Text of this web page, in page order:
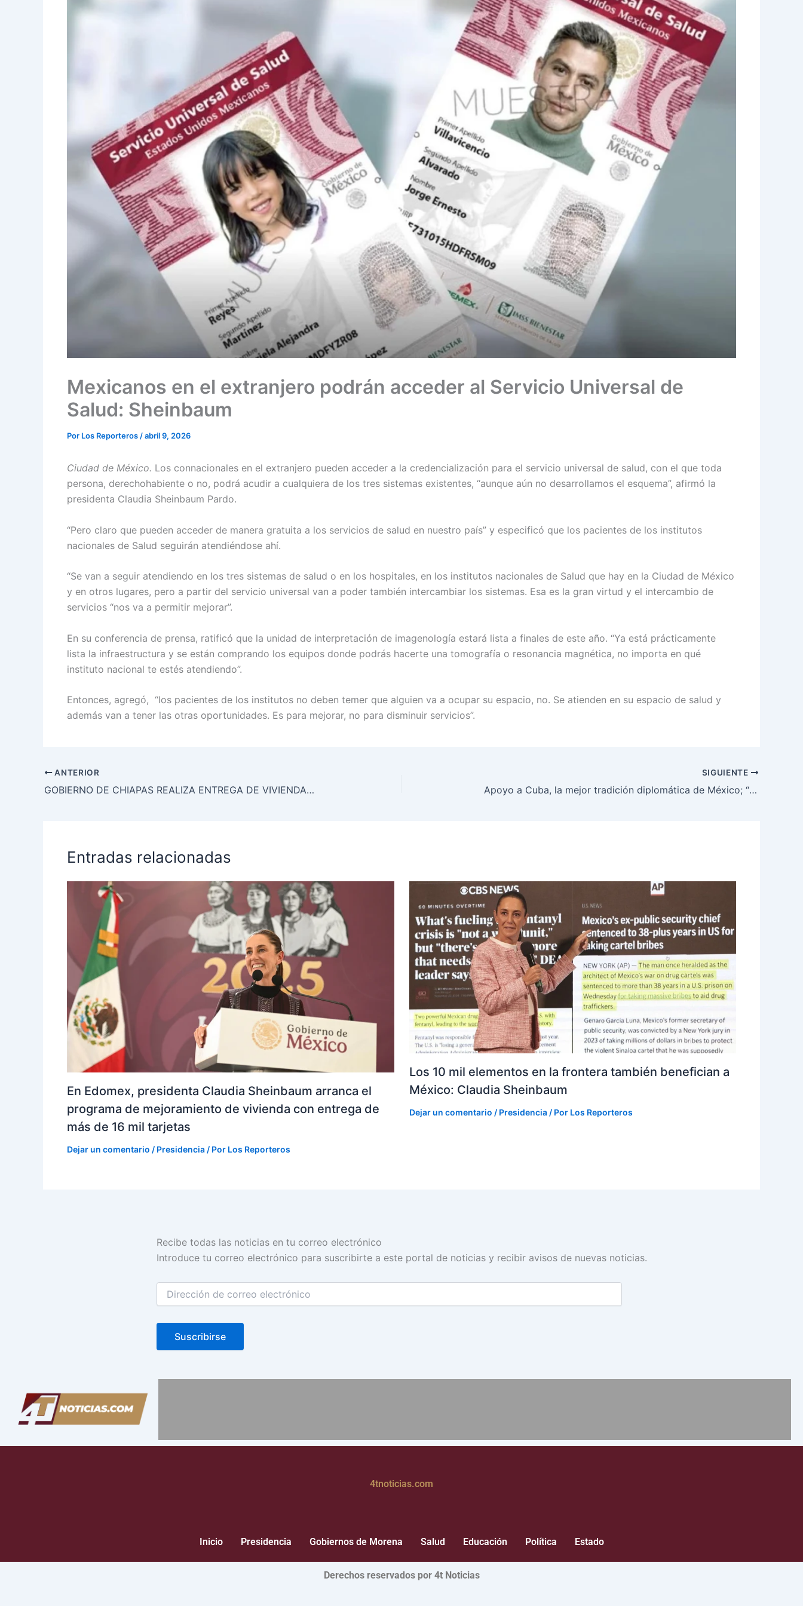
Mexicanos en el extranjero podrán acceder al Servicio Universal de
Salud: Sheinbaum
Por Los Reporteros /abril 9, 2026
Ciudad de México. Los connacionales en el extranjero pueden acceder a la credencialización para el servicio universal de salud, con el que toda
persona, derechohabiente o no, podrá acudir a cualquiera de los tres sistemas existentes, “aunque aún no desarrollamos el esquema”, afirmó la
presidenta Claudia Sheinbaum Pardo.
“Pero claro que pueden acceder de manera gratuita a los servicios de salud en nuestro país” y especificó que los pacientes de los institutos
nacionales de Salud seguirán atendiéndose ahí.
“Se van a seguir atendiendo en los tres sistemas de salud o en los hospitales, en los institutos nacionales de Salud que hay en la Ciudad de México
y en otros lugares, pero a partir del servicio universal van a poder también intercambiar los sistemas. Esa es la gran virtud y el intercambio de
servicios “nos va a permitir mejorar”.
En su conferencia de prensa, ratificó que la unidad de interpretación de imagenología estará lista a finales de este año. “Ya está prácticamente
lista la infraestructura y se están comprando los equipos donde podrás hacerte una tomografía o resonancia magnética, no importa en qué
instituto nacional te estés atendiendo”.
Entonces, agregó, “los pacientes de los institutos no deben temer que alguien va a ocupar su espacio, no. Se atienden en su espacio de salud y
además van a tener las otras oportunidades. Es para mejorar, no para disminuir servicios”.
ANTERIOR
GOBIERNO DE CHIAPAS REALIZA ENTREGA DE VIVIENDAS EN TUXTLA GUTIÉRREZ; FIJA META DE CONSTRUIR 70 MIL HOGARES EN EL SEXENIO
SIGUIENTE
Apoyo a Cuba, la mejor tradición diplomática de México; “estoy orgullosa”: Sheinbaum
Entradas relacionadas
En Edomex, presidenta Claudia Sheinbaum arranca el
programa de mejoramiento de vivienda con entrega de
más de 16 mil tarjetas
Dejar un comentario / Presidencia / Por Los Reporteros
Los 10 mil elementos en la frontera también benefician a
México: Claudia Sheinbaum
Dejar un comentario / Presidencia/ Por Los Reporteros
Recibe todas las noticias en tu correo electrónico
Introduce tu correo electrónico para suscribirte a este portal de noticias y recibir avisos de nuevas noticias.
Dirección
correo
Suscribirse
4tnoticias.com
Inicio Presidencia Gobiernos de Morena Salud Educación Política Estado
Derechos reservados por 4t Noticias